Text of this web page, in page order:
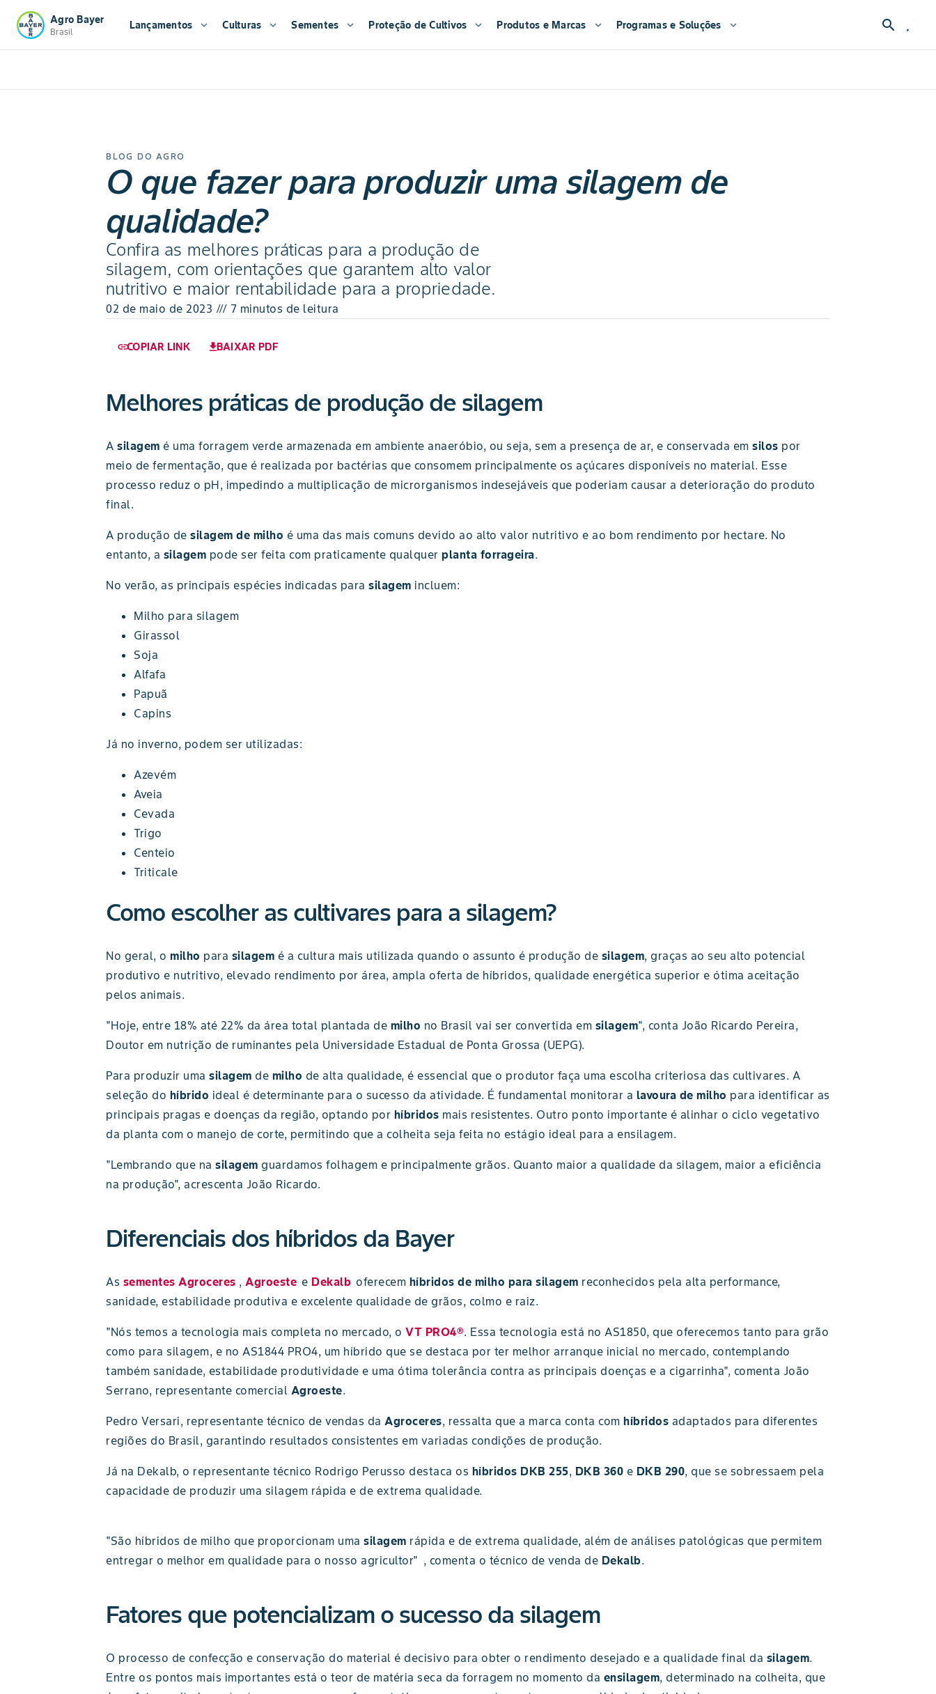
Agro Bayer
Brasil
Lançamentos expand_more Culturas expand_more Sementes expand_more Proteção de Cultivos expand_more Produtos e Marcas expand_more Programas e Soluções expand_more search
BLOG DO AGRO
O que fazer para produzir uma silagem de
qualidade?
Confira as melhores práticas para a produção de
silagem, com orientações que garantem alto valor
nutritivo e maior rentabilidade para a propriedade.
02 de maio de 2023 /// 7 minutos de leitura
COPIAR LINK
link BAIXAR PDF
download
Melhores práticas de produção de silagem
A silagem é uma forragem verde armazenada em ambiente anaeróbio, ou seja, sem a presença de ar, e conservada em silos por
meio de fermentação, que é realizada por bactérias que consomem principalmente os açúcares disponíveis no material. Esse
processo reduz o pH, impedindo a multiplicação de microrganismos indesejáveis que poderiam causar a deterioração do produto
final.
A produção de silagem de milho é uma das mais comuns devido ao alto valor nutritivo e ao bom rendimento por hectare. No
entanto, a silagem pode ser feita com praticamente qualquer planta forrageira.
No verão, as principais espécies indicadas para silagem incluem:
Milho para silagem
Girassol
Soja
Alfafa
Papuã
Capins
Já no inverno, podem ser utilizadas:
Azevém
Aveia
Cevada
Trigo
Centeio
Triticale
Como escolher as cultivares para a silagem?
No geral, o milho para silagem é a cultura mais utilizada quando o assunto é produção de silagem, graças ao seu alto potencial
produtivo e nutritivo, elevado rendimento por área, ampla oferta de híbridos, qualidade energética superior e ótima aceitação
pelos animais.
"Hoje, entre 18% até 22% da área total plantada de milho no Brasil vai ser convertida em silagem", conta João Ricardo Pereira,
Doutor em nutrição de ruminantes pela Universidade Estadual de Ponta Grossa (UEPG).
Para produzir uma silagem de milho de alta qualidade, é essencial que o produtor faça uma escolha criteriosa das cultivares. A
seleção do híbrido ideal é determinante para o sucesso da atividade. É fundamental monitorar a lavoura de milho para identificar as
principais pragas e doenças da região, optando por híbridos mais resistentes. Outro ponto importante é alinhar o ciclo vegetativo
da planta com o manejo de corte, permitindo que a colheita seja feita no estágio ideal para a ensilagem.
"Lembrando que na silagem guardamos folhagem e principalmente grãos. Quanto maior a qualidade da silagem, maior a eficiência
na produção", acrescenta João Ricardo.
Diferenciais dos híbridos da Bayer
As sementes Agroceres , Agroeste e Dekalb oferecem híbridos de milho para silagem reconhecidos pela alta performance,
sanidade, estabilidade produtiva e excelente qualidade de grãos, colmo e raiz.
"Nós temos a tecnologia mais completa no mercado, o VT PRO4®. Essa tecnologia está no AS1850, que oferecemos tanto para grão
como para silagem, e no AS1844 PRO4, um híbrido que se destaca por ter melhor arranque inicial no mercado, contemplando
também sanidade, estabilidade produtividade e uma ótima tolerância contra as principais doenças e a cigarrinha", comenta João
Serrano, representante comercial Agroeste.
Pedro Versari, representante técnico de vendas da Agroceres, ressalta que a marca conta com híbridos adaptados para diferentes
regiões do Brasil, garantindo resultados consistentes em variadas condições de produção.
Já na Dekalb, o representante técnico Rodrigo Perusso destaca os híbridos DKB 255, DKB 360 e DKB 290, que se sobressaem pela
capacidade de produzir uma silagem rápida e de extrema qualidade.
"São híbridos de milho que proporcionam uma silagem rápida e de extrema qualidade, além de análises patológicas que permitem
entregar o melhor em qualidade para o nosso agricultor" , comenta o técnico de venda de Dekalb.
Fatores que potencializam o sucesso da silagem
O processo de confecção e conservação do material é decisivo para obter o rendimento desejado e a qualidade final da silagem.
Entre os pontos mais importantes está o teor de matéria seca da forragem no momento da ensilagem, determinado na colheita, que